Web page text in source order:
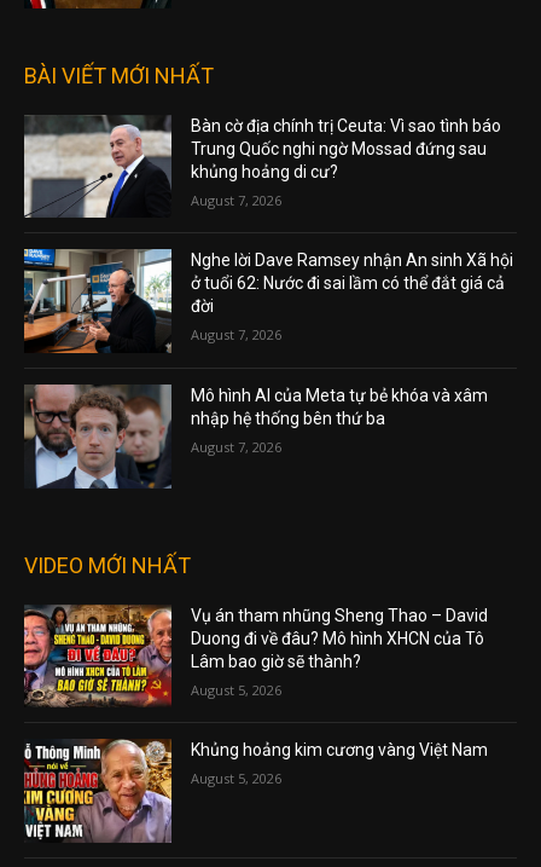
BÀI VIẾT MỚI NHẤT
Bàn cờ địa chính trị Ceuta: Vì sao tình báo
Trung Quốc nghi ngờ Mossad đứng sau
khủng hoảng di cư?
August 7, 2026
Nghe lời Dave Ramsey nhận An sinh Xã hội
ở tuổi 62: Nước đi sai lầm có thể đắt giá cả
đời
August 7, 2026
Mô hình AI của Meta tự bẻ khóa và xâm
nhập hệ thống bên thứ ba
August 7, 2026
VIDEO MỚI NHẤT
Vụ án tham nhũng Sheng Thao – David
Duong đi về đâu? Mô hình XHCN của Tô
Lâm bao giờ sẽ thành?
August 5, 2026
Khủng hoảng kim cương vàng Việt Nam
August 5, 2026